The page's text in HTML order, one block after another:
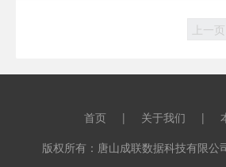
上一页
首页 | 关于我们 |
版权所有：唐山成联数据科技有